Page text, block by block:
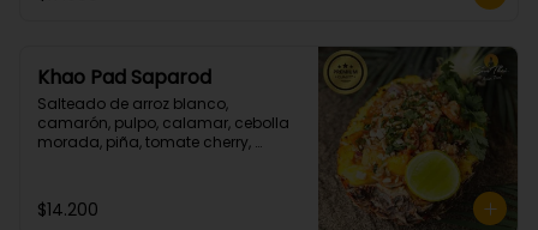
Khao Pad Saparod
Salteado de arroz blanco,
camarón, pulpo, calamar, cebolla
morada, piña, tomate cherry,
teriyaki. (Picante bajo)
Importante: Este platillo se envía en
$14.200